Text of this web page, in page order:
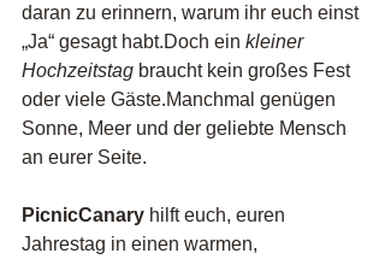
daran zu erinnern, warum ihr euch einst
„Ja“ gesagt habt.Doch ein kleiner
Hochzeitstag braucht kein großes Fest
oder viele Gäste.Manchmal genügen
Sonne, Meer und der geliebte Mensch
an eurer Seite.
PicnicCanary hilft euch, euren
Jahrestag in einen warmen,